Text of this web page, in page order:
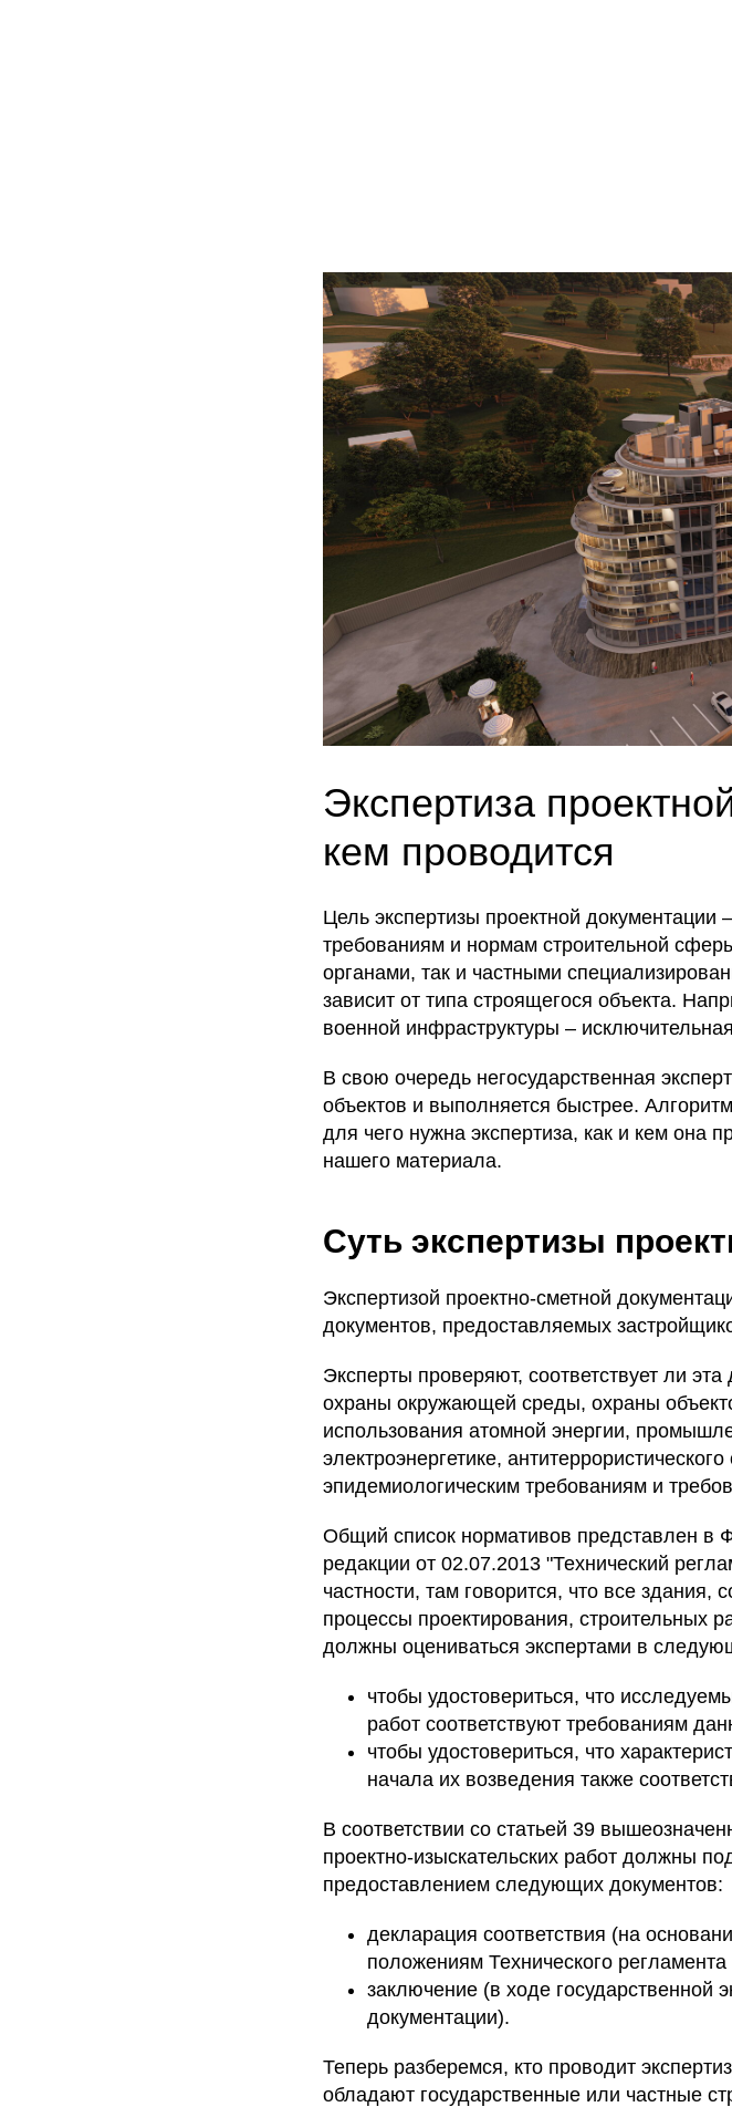
Экспертиза
кем проводится
Цель экспертизы проектной документации
требованиям и нормам строительной
органами, так и частными
зависит от типа строящегося объекта.
военной инфраструктуры –
В свою очередь негосударственная
объектов и выполняется быстрее.
для чего нужна экспертиза, как и кем она
нашего материала.
Суть экспертизы
Экспертизой проектно-сметной
документов, предоставляемых
Эксперты проверяют, соответствует ли
охраны окружающей среды, охраны
использования атомной энергии,
электроэнергетике,
эпидемиологическим требованиям и
Общий список нормативов представлен
редакции от 02.07.2013 "Технический
частности, там говорится, что все
процессы проектирования, строительных
должны оцениваться экспертами в
чтобы удостовериться, что
работ соответствуют требованиям
чтобы удостовериться, что
начала их возведения также
В соответствии со статьей 39
проектно-изыскательских работ должны
предоставлением следующих документов:
декларация соответствия (на
положениям Технического
заключение (в ходе государственной
документации).
Теперь разберемся, кто проводит
обладают государственные или частные